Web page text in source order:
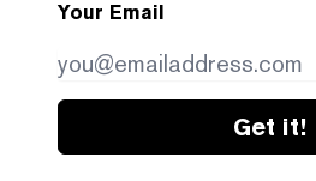
Your Email
Get it!